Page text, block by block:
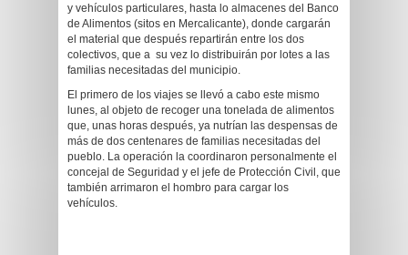
y vehículos particulares, hasta lo almacenes del Banco
de Alimentos (sitos en Mercalicante), donde cargarán
el material que después repartirán entre los dos
colectivos, que a su vez lo distribuirán por lotes a las
familias necesitadas del municipio.
El primero de los viajes se llevó a cabo este mismo
lunes, al objeto de recoger una tonelada de alimentos
que, unas horas después, ya nutrían las despensas de
más de dos centenares de familias necesitadas del
pueblo. La operación la coordinaron personalmente el
concejal de Seguridad y el jefe de Protección Civil, que
también arrimaron el hombro para cargar los
vehículos.